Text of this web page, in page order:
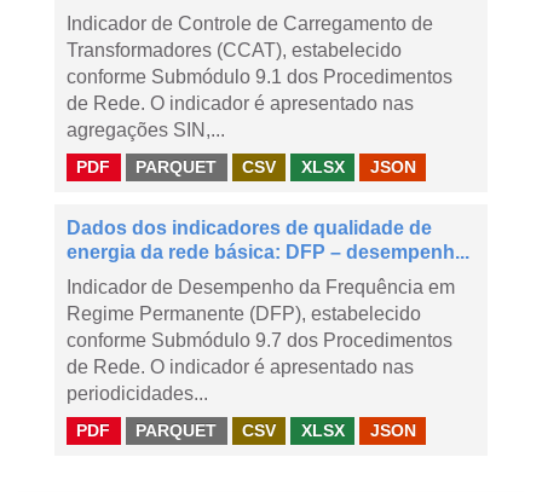
Indicador de Controle de Carregamento de
Transformadores (CCAT), estabelecido
conforme Submódulo 9.1 dos Procedimentos
de Rede. O indicador é apresentado nas
agregações SIN,...
PDF PARQUET CSV XLSX JSON
Dados dos indicadores de qualidade de
energia da rede básica: DFP – desempenh...
Indicador de Desempenho da Frequência em
Regime Permanente (DFP), estabelecido
conforme Submódulo 9.7 dos Procedimentos
de Rede. O indicador é apresentado nas
periodicidades...
PDF PARQUET CSV XLSX JSON